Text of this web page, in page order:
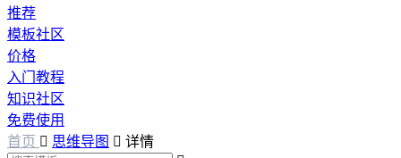
推荐
模板社区
价格
入门教程
知识社区
免费使用
首页  思维导图  详情